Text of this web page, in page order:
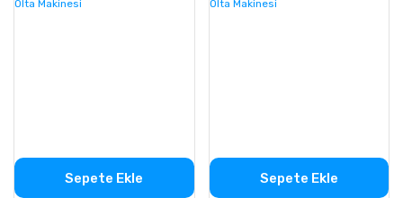
Sepete Ekle Sepete Ekle